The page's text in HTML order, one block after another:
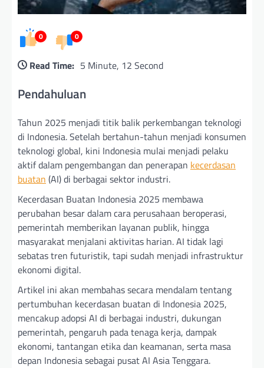
0 0
Read Time: 5 Minute, 12 Second
Pendahuluan
Tahun 2025 menjadi titik balik perkembangan teknologi
di Indonesia. Setelah bertahun-tahun menjadi konsumen
teknologi global, kini Indonesia mulai menjadi pelaku
aktif dalam pengembangan dan penerapan kecerdasan
buatan (AI) di berbagai sektor industri.
Kecerdasan Buatan Indonesia 2025 membawa
perubahan besar dalam cara perusahaan beroperasi,
pemerintah memberikan layanan publik, hingga
masyarakat menjalani aktivitas harian. AI tidak lagi
sebatas tren futuristik, tapi sudah menjadi infrastruktur
ekonomi digital.
Artikel ini akan membahas secara mendalam tentang
pertumbuhan kecerdasan buatan di Indonesia 2025,
mencakup adopsi AI di berbagai industri, dukungan
pemerintah, pengaruh pada tenaga kerja, dampak
ekonomi, tantangan etika dan keamanan, serta masa
depan Indonesia sebagai pusat AI Asia Tenggara.